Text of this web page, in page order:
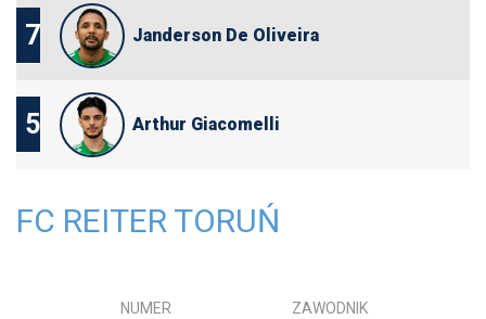
7 Janderson De Oliveira
5 Arthur Giacomelli
FC REITER TORUŃ
NUMER ZAWODNIK